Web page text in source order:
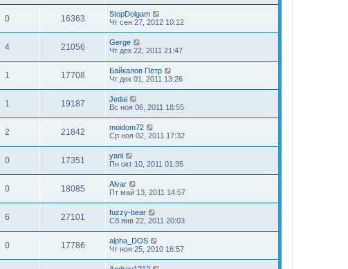
0 16363
StopDolgam
Чт сен 27, 2012 10:12
4 21056
Gerge
Чт дек 22, 2011 21:47
1 17708
Байкалов Пётр
Чт дек 01, 2011 13:26
1 19187
Jedai
Вс ноя 06, 2011 18:55
2 21842
moidom72
Ср ноя 02, 2011 17:32
0 17351
yanl
Пн окт 10, 2011 01:35
0 18085
Alvar
Пт май 13, 2011 14:57
6 27101
fuzzy-bear
Сб янв 22, 2011 20:03
0 17786
alpha_DOS
Чт ноя 25, 2010 16:57